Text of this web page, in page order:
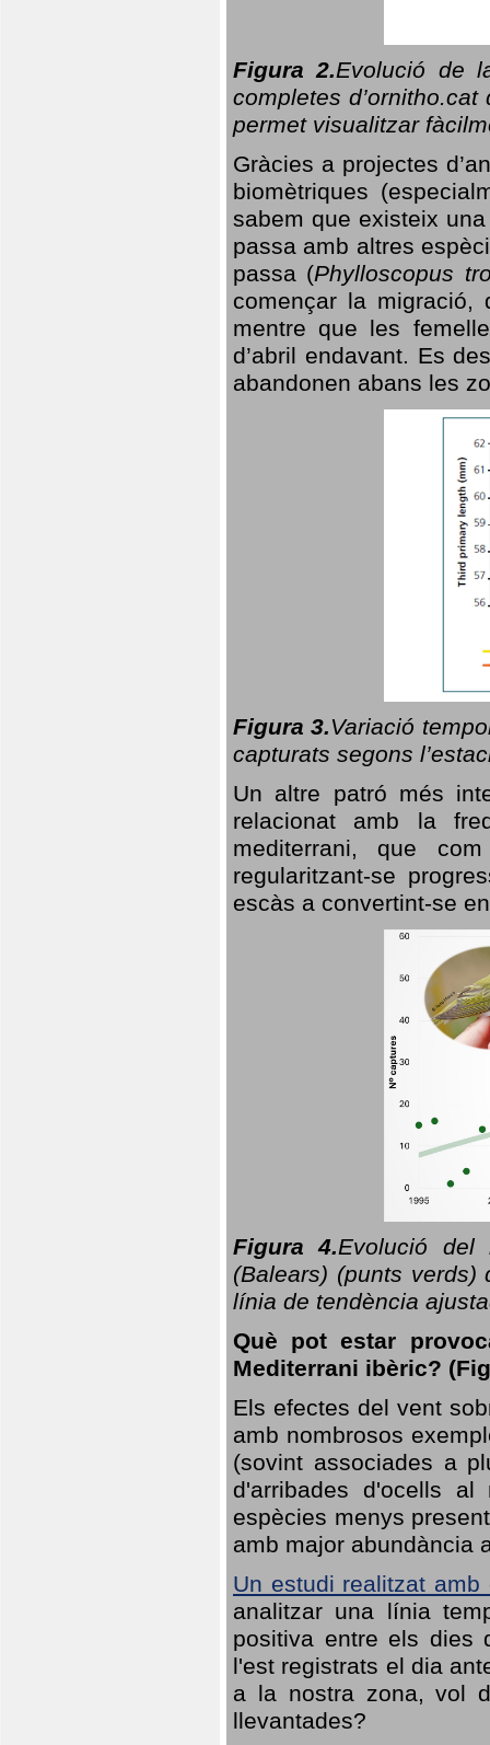
Figura 2.Evolució de
completes
permet visualitzar
Gràcies a projectes
biomètriques
sabem que existeix
passa amb altres
passa (Phylloscopus
començar la migració,
mentre que les
d’abril endavant. Es
abandonen abans les
Figura 3.Variació
capturats segons
Un altre patró més
relacionat amb la
mediterrani, que
regularitzant-se
escàs a convertint-se
Figura 4.Evolució del
(Balears) (punts
línia de tendència
Què pot estar
Mediterrani ibèric?
Els efectes del vent
amb nombrosos
(sovint associades a
d'arribades d'ocells
espècies menys
amb major abundància
Un estudi realitzat amb
analitzar una línia
positiva entre els dies
l'est registrats el dia
a la nostra zona, vol
llevantades?